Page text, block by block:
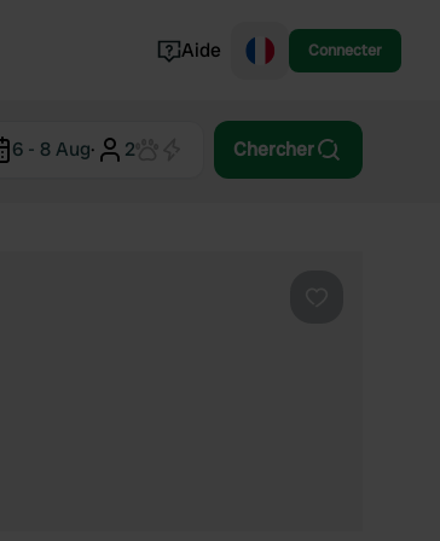
Aide Connecter
6 - 8 Aug· 2 Chercher